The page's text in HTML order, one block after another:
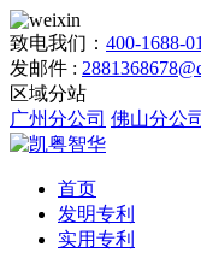
致电我们： 400-1688-
发邮件 :
区域分站
广州分公司 佛山分公司
首页
发明专利
实用专利